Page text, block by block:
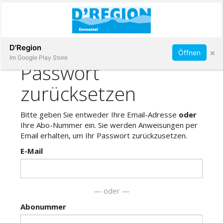
Immobilien
Veranstaltungen
Stellen
Abonnieren
D'Region
Im Google Play Store
Öffnen ×